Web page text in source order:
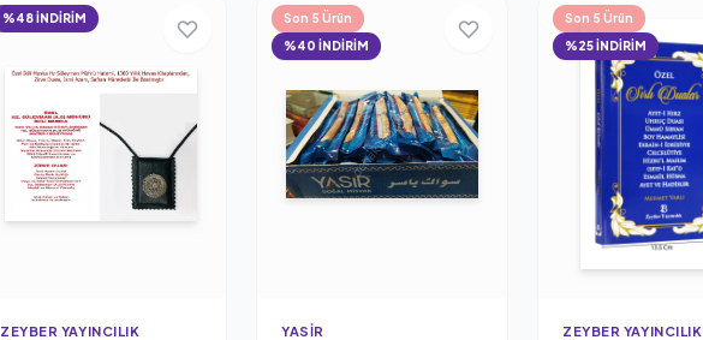
%48 İNDİRİM
ZEYBER YAYINCILIK
Son 5 Ürün
%40 İNDİRİM
YASIR
Son 5 Ürün
%25 İNDİRİM
ZEYBER YAYINCILIK